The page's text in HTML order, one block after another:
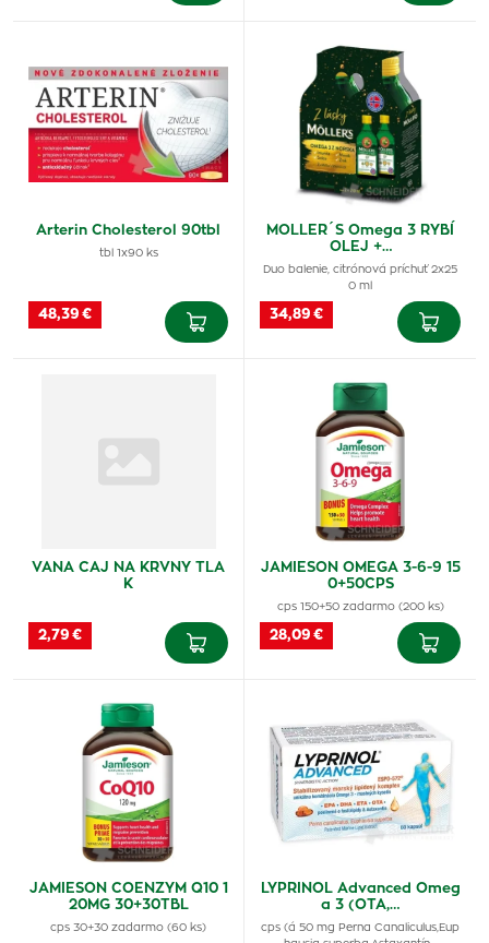
Arterin Cholesterol 90tbl
tbl 1x90 ks
48,39 €
MOLLER´S Omega 3 RYBÍ
OLEJ +…
Duo balenie, citrónová príchuť 2x25
0 ml
34,89 €
VANA CAJ NA KRVNY TLA
K
2,79 €
JAMIESON OMEGA 3-6-9 15
0+50CPS
cps 150+50 zadarmo (200 ks)
28,09 €
JAMIESON COENZYM Q10 1
20MG 30+30TBL
cps 30+30 zadarmo (60 ks)
LYPRINOL Advanced Omeg
a 3 (OTA,…
cps (á 50 mg Perna Canaliculus,Eup